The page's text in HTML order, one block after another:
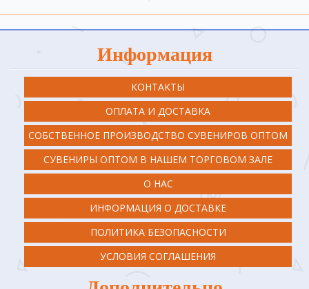
Информация
КОНТАКТЫ
ОПЛАТА И ДОСТАВКА
СОБСТВЕННОЕ ПРОИЗВОДСТВО СУВЕНИРОВ ОПТОМ
СУВЕНИРЫ ОПТОМ В НАШЕМ ТОРГОВОМ ЗАЛЕ
О НАС
ИНФОРМАЦИЯ О ДОСТАВКЕ
ПОЛИТИКА БЕЗОПАСНОСТИ
УСЛОВИЯ СОГЛАШЕНИЯ